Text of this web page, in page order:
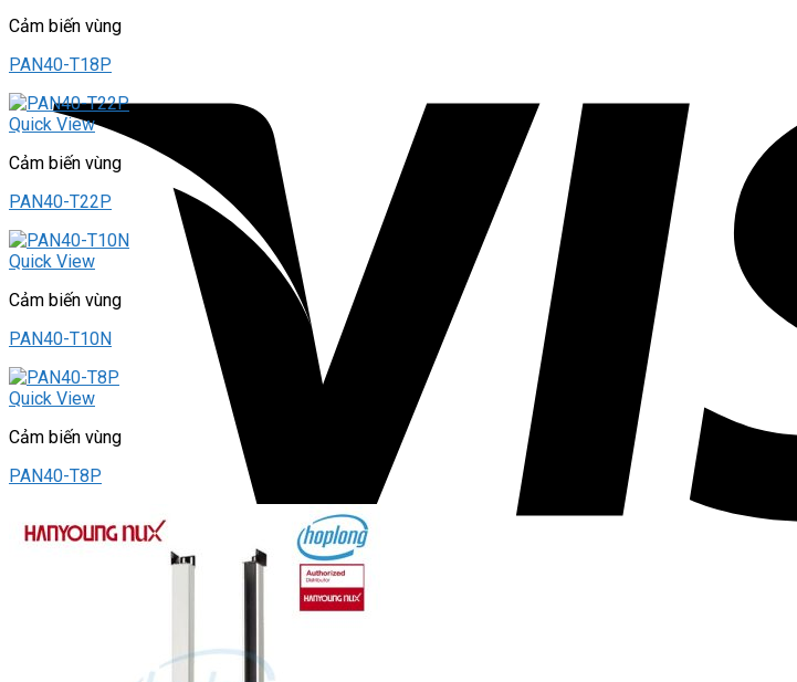
Cảm biến vùng
PAN40-T18P
Quick View
Cảm biến vùng
PAN40-T22P
Quick View
Cảm biến vùng
PAN40-T10N
Quick View
Cảm biến vùng
PAN40-T8P